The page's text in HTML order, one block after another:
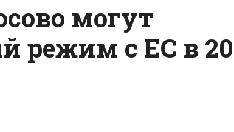
могут
режим с ЕС в